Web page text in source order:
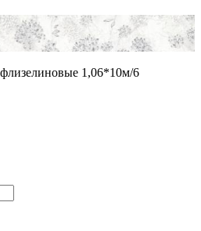
1,06*10м/6